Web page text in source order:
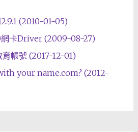
(2010-01-05)
卡Driver (2009-08-27)
帳號 (2017-12-01)
your name.com? (2012-